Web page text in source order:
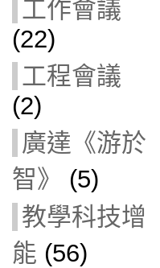
工作會議
(22)
工程會議
(2)
廣達《游於
智》
(5)
教學科技增
能 (56)